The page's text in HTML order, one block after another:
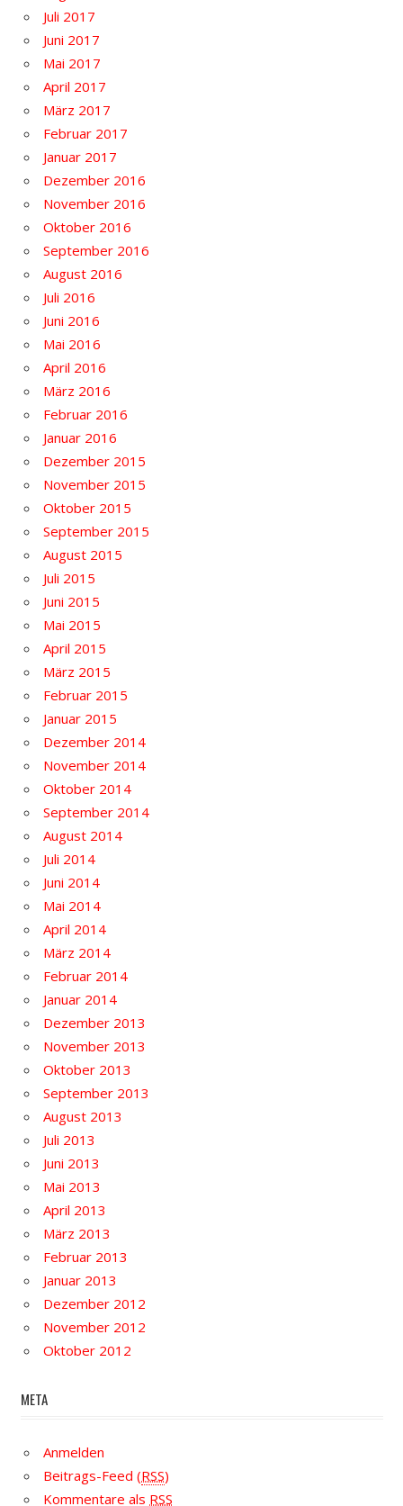
Juli 2017
Juni 2017
Mai 2017
April 2017
März 2017
Februar 2017
Januar 2017
Dezember 2016
November 2016
Oktober 2016
September 2016
August 2016
Juli 2016
Juni 2016
Mai 2016
April 2016
März 2016
Februar 2016
Januar 2016
Dezember 2015
November 2015
Oktober 2015
September 2015
August 2015
Juli 2015
Juni 2015
Mai 2015
April 2015
März 2015
Februar 2015
Januar 2015
Dezember 2014
November 2014
Oktober 2014
September 2014
August 2014
Juli 2014
Juni 2014
Mai 2014
April 2014
März 2014
Februar 2014
Januar 2014
Dezember 2013
November 2013
Oktober 2013
September 2013
August 2013
Juli 2013
Juni 2013
Mai 2013
April 2013
März 2013
Februar 2013
Januar 2013
Dezember 2012
November 2012
Oktober 2012
META
Anmelden
Beitrags-Feed (RSS)
Kommentare als RSS